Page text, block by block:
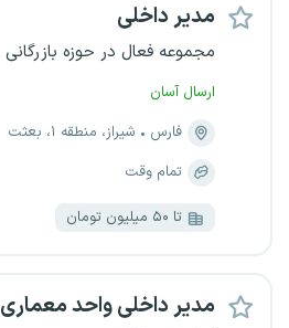
مدیر داخلی
مجموعه فعال در حوزه بازرگانی
ارسال آسان
فارس
شیراز، منطقه ۱، بعثت
تمام وقت
تا ۵۰ میلیون تومان
مدیر داخلی واحد معماری